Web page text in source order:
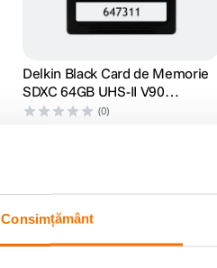
Consimțământ
Delkin Black Card de Memorie
SDXC 64GB UHS-II V90
R300/W250 (0)